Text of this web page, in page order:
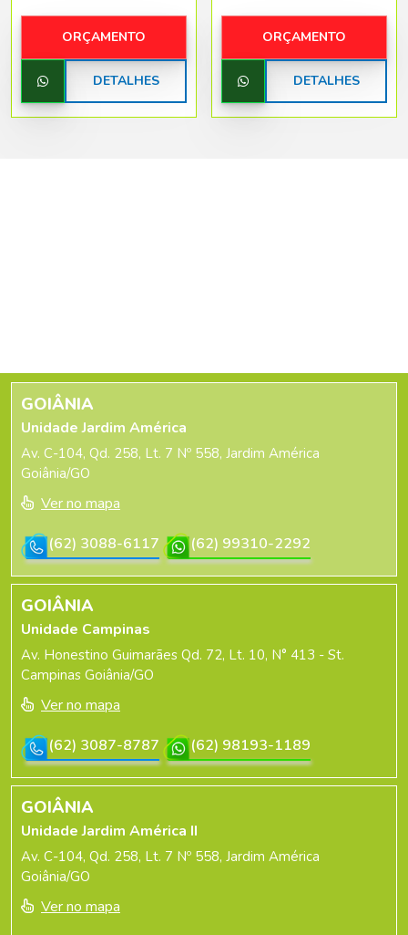
ORÇAMENTO
DETALHES
ORÇAMENTO
DETALHES
GOIÂNIA
Unidade Jardim América
Av. C-104, Qd. 258, Lt. 7 Nº 558, Jardim América
Goiânia/GO
Ver no mapa
(62) 3088-6117
(62) 99310-2292
GOIÂNIA
Unidade Campinas
Av. Honestino Guimarães Qd. 72, Lt. 10, N° 413 - St.
Campinas Goiânia/GO
Ver no mapa
(62) 3087-8787
(62) 98193-1189
GOIÂNIA
Unidade Jardim América II
Av. C-104, Qd. 258, Lt. 7 Nº 558, Jardim América
Goiânia/GO
Ver no mapa